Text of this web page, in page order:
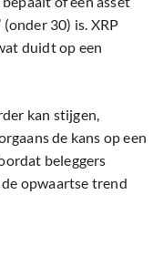
(onder 30) is. XRP
duidt op een
kan stijgen,
de kans op een
beleggers
opwaartse trend